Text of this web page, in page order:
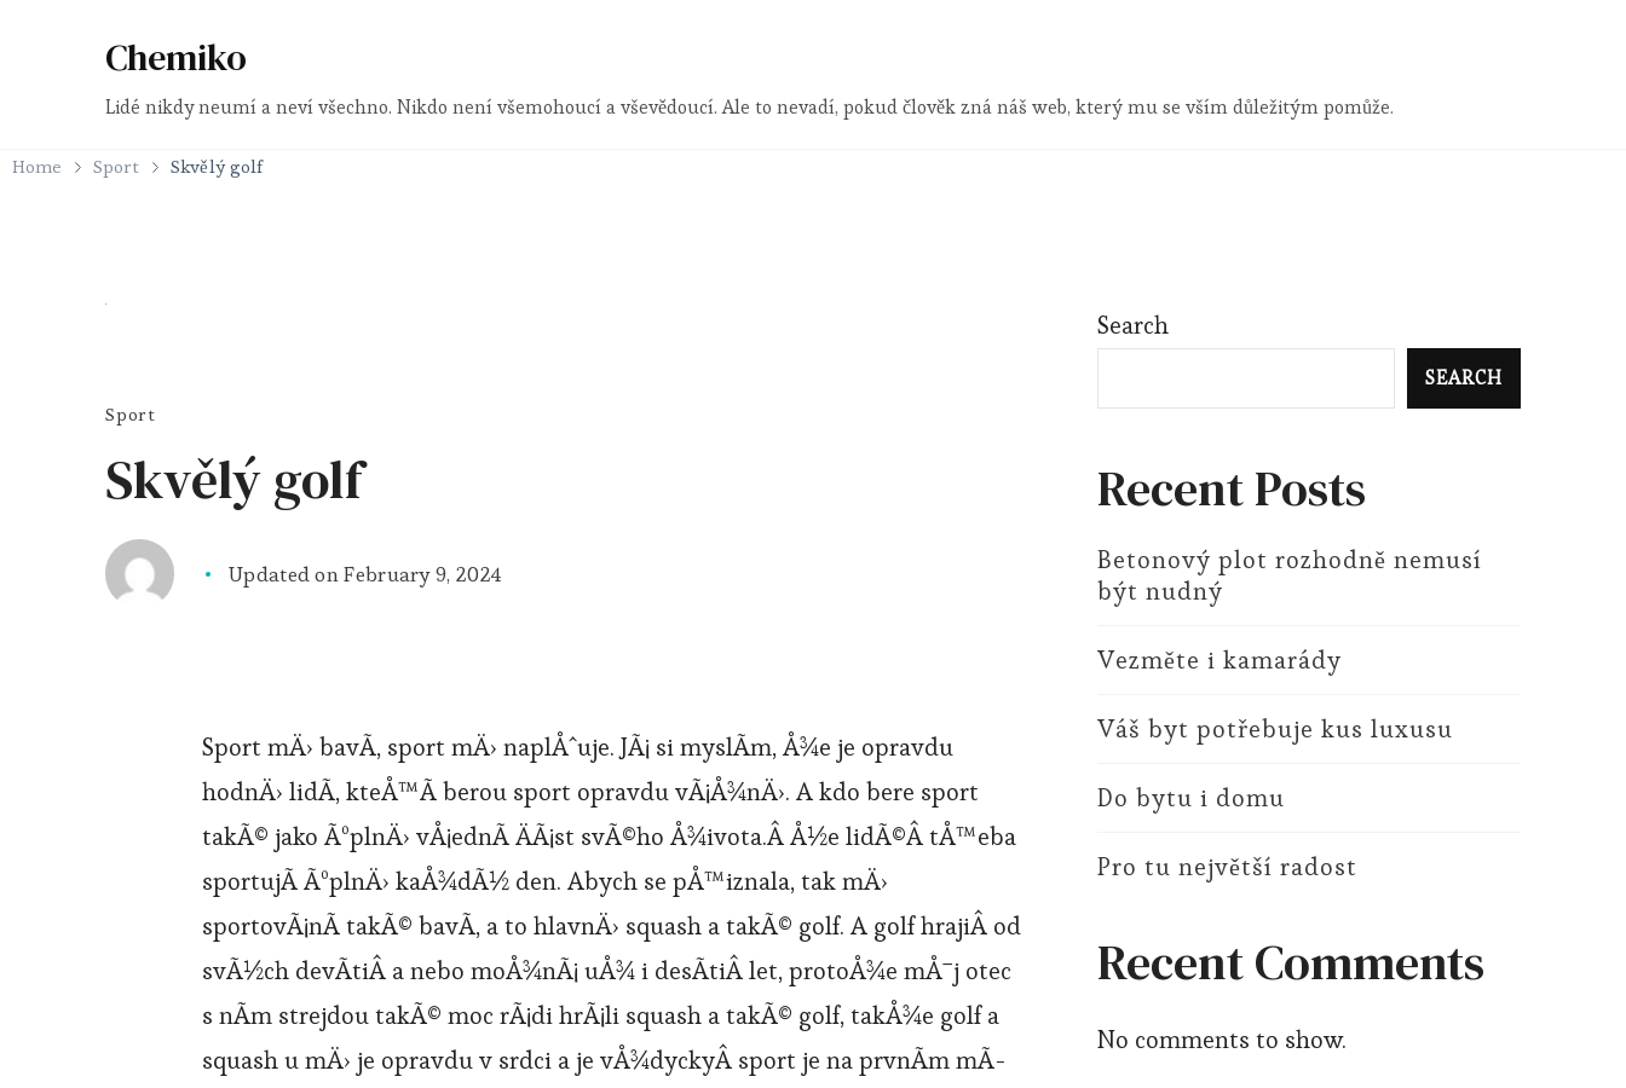
Chemiko
Lidé nikdy neumí a neví všechno. Nikdo není všemohoucí a vševědoucí. Ale to nevadí, pokud člověk zná náš web, který mu se vším důležitým pomůže.
Home Sport Skvělý golf
Sport
Skvělý golf
Updated onFebruary 9, 2024
Sport mÄ› bavÃ­, sport mÄ› naplÅˆuje. JÃ¡ si myslÃ­m, Å¾e je opravdu
hodnÄ› lidÃ­, kteÅ™Ã­ berou sport opravdu vÃ¡Å¾nÄ›. A kdo bere sport
takÃ© jako ÃºplnÄ› vÅ¡ednÃ­ ÄÃ¡st svÃ©ho Å¾ivota.Â Å½e lidÃ©Â tÅ™eba
sportujÃ­ ÃºplnÄ› kaÅ¾dÃ½ den. Abych se pÅ™iznala, tak mÄ›
sportovÃ¡nÃ­ takÃ© bavÃ­, a to hlavnÄ› squash a takÃ© golf. A golf hrajiÂ od
svÃ½ch devÃ­tiÂ a nebo moÅ¾nÃ¡ uÅ¾ i desÃ­tiÂ let, protoÅ¾e mÅ¯j otec
s nÃ­m strejdou takÃ© moc rÃ¡di hrÃ¡li squash a takÃ© golf, takÅ¾e golf a
squash u mÄ› je opravdu v srdci a je vÅ¾dyckyÂ sport je na prvnÃ­m mÃ­
Search
SEARCH
Recent Posts
Betonový plot rozhodně nemusí
být nudný
Vezměte i kamarády
Váš byt potřebuje kus luxusu
Do bytu i domu
Pro tu největší radost
Recent Comments
No comments to show.